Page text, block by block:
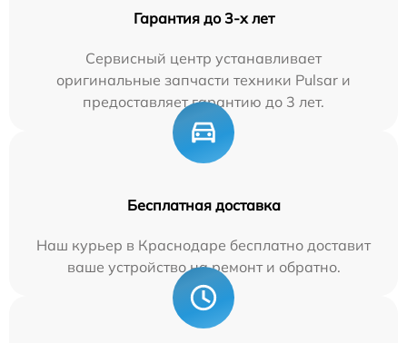
Гарантия до 3-х лет
Сервисный центр устанавливает
оригинальные запчасти техники Pulsar и
предоставляет гарантию до 3 лет.
Бесплатная доставка
Наш курьер в Краснодаре бесплатно доставит
ваше устройство на ремонт и обратно.